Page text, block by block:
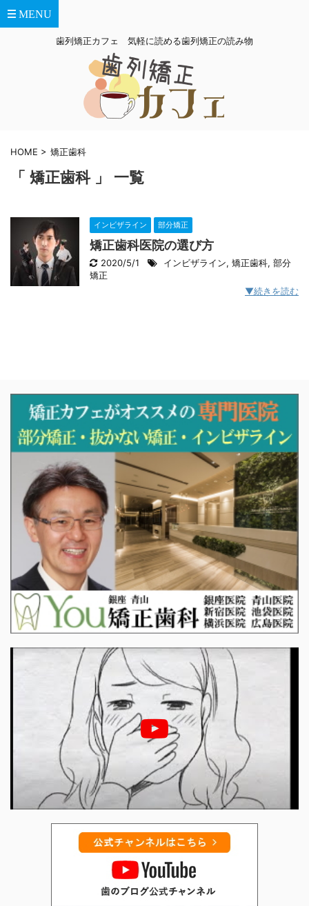
歯列矯正カフェ 気軽に読める歯列矯正の読み物
HOME > 矯正歯科
「 矯正歯科 」 一覧
インビザライン 部分矯正
矯正歯科医院の選び方
2020/5/1 インビザライン, 矯正歯科, 部分
矯正
▼続きを読む